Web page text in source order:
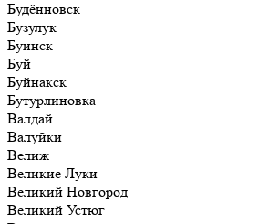
Будённовск
Бузулук
Буинск
Буй
Буйнакск
Бутурлиновка
Валдай
Валуйки
Велиж
Великие Луки
Великий Новгород
Великий Устюг